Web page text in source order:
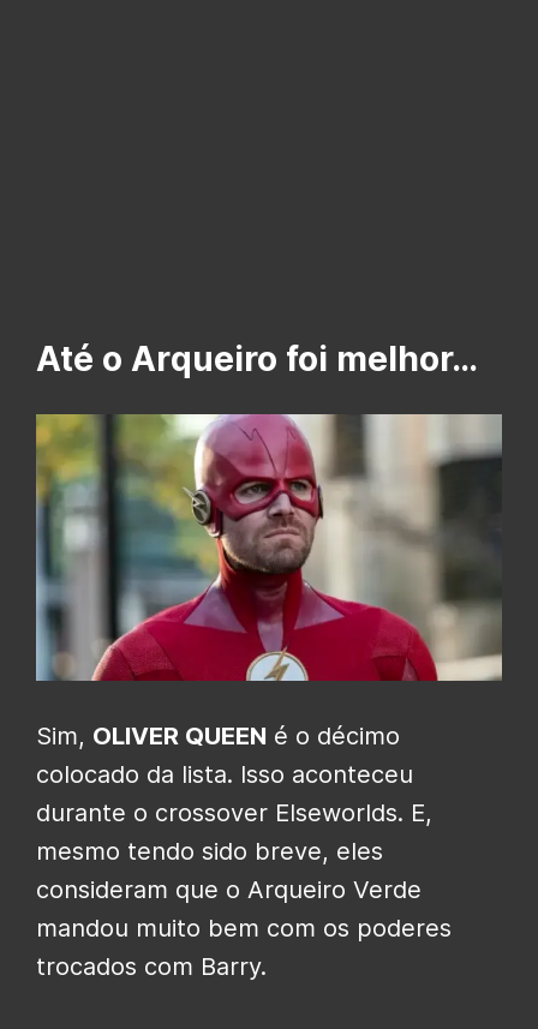
Até o Arqueiro foi melhor…
Sim, OLIVER QUEEN é o décimo
colocado da lista. Isso aconteceu
durante o crossover Elseworlds. E,
mesmo tendo sido breve, eles
consideram que o Arqueiro Verde
mandou muito bem com os poderes
trocados com Barry.